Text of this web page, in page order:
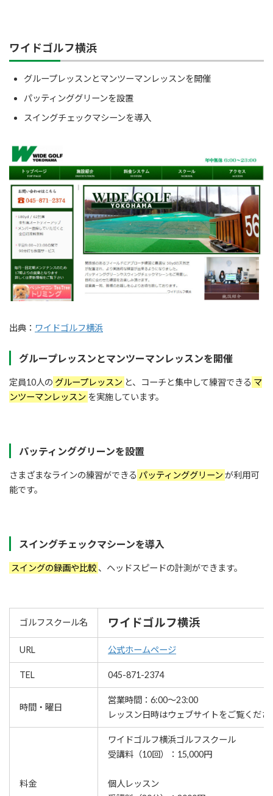
ワイドゴルフ横浜
グループレッスンとマンツーマンレッスンを開催
パッティンググリーンを設置
スイングチェックマシーンを導入
出典： ワイドゴルフ横浜
グループレッスンとマンツーマンレッスンを開催
定員10人の グループレッスン と、コーチと集中して練習できる マ
ンツーマンレッスン を実施しています。
パッティンググリーンを設置
さまざまなラインの練習ができる パッティンググリーン が利用可
能です。
スイングチェックマシーンを導入
スイングの録画や比較 、ヘッドスピードの計測ができます。
ゴルフスクール名 ワイドゴルフ横浜
URL 公式ホームページ
TEL 045-871-2374
時間・曜日
営業時間：6:00～23:00
レッスン⽇時はウェブサイトをご覧くださ
料金
ワイドゴルフ横浜ゴルフスクール
受講料（10回）：15,000円
個人レッスン